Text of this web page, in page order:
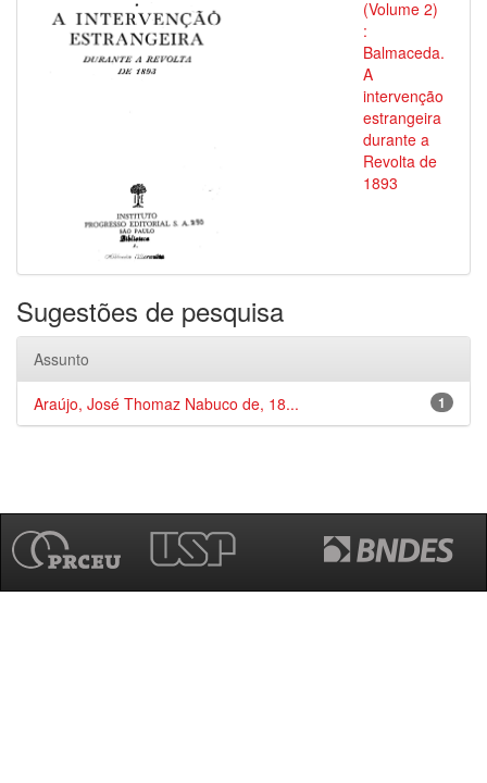
(Volume 2)
:
Balmaceda.
A
intervenção
estrangeira
durante a
Revolta de
1893
Sugestões de pesquisa
Assunto
1
Araújo, José Thomaz Nabuco de, 18...